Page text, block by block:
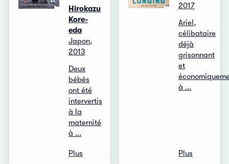
Hirokazu
Kore-
eda
Japon,
2013
Deux
bébés
ont été
intervertis
à la
maternité
à ...
Plus
2017
Ariel,
célibataire
déjà
grisonnant
et
à ...
Plus